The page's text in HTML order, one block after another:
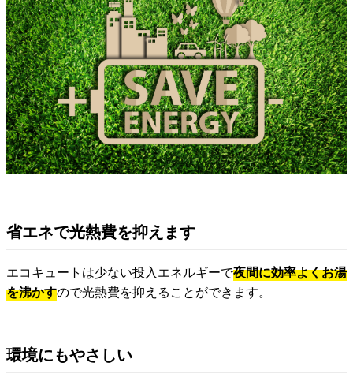
省エネで光熱費を抑えます
エコキュートは少ない投入エネルギーで夜間に効率よくお湯
を沸かすので光熱費を抑えることができます。
環境にもやさしい